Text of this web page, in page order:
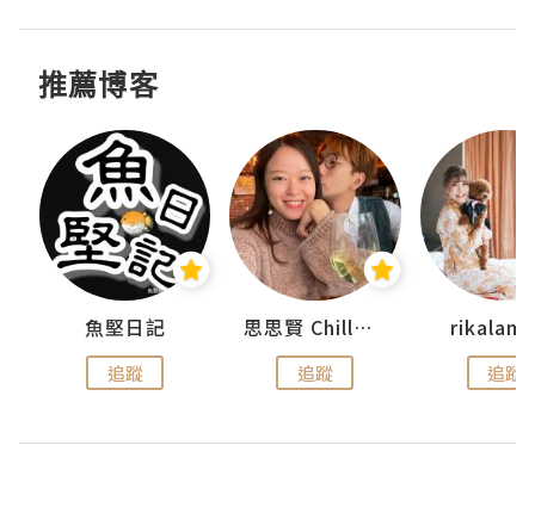
推薦博客
魚堅日記
追蹤
思思賢 ChillMyBabe
追蹤 追蹤